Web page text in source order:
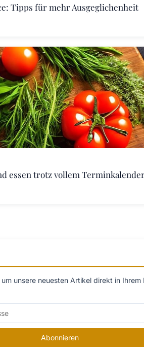
Tipps für mehr Ausgeglichenheit
essen trotz vollem
unsere neuesten Artikel direkt in Ihrem
Abonnieren